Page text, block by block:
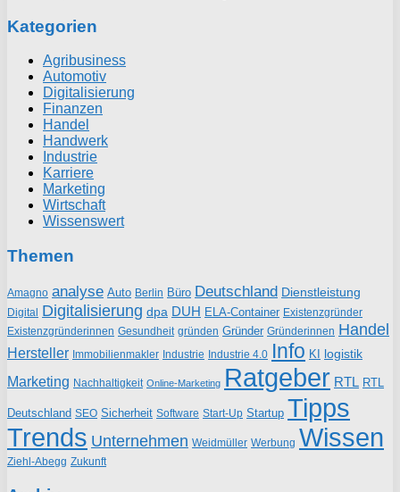
Kategorien
Agribusiness
Automotiv
Digitalisierung
Finanzen
Handel
Handwerk
Industrie
Karriere
Marketing
Wirtschaft
Wissenswert
Themen
Amagno analyse Auto Berlin Büro Deutschland Dienstleistung
Digital Digitalisierung dpa DUH ELA-Container Existenzgründer
Existenzgründerinnen Gesundheit gründen Gründer Gründerinnen Handel
Hersteller Immobilienmakler Industrie Industrie 4.0 Info KI logistik
Marketing Nachhaltigkeit Online-Marketing Ratgeber RTL RTL
Deutschland SEO Sicherheit Software Start-Up Startup Tipps
Trends Unternehmen Weidmüller Werbung Wissen
Ziehl-Abegg Zukunft